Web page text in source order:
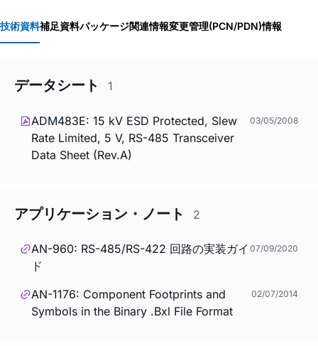
技術資料補足資料パッケージ関連情報変更管理(PCN/PDN)情報
データシート 1
ADM483E: 15 kV ESD Protected, Slew
Rate Limited, 5 V, RS-485 Transceiver
Data Sheet (Rev.A)
03/05/2008
アプリケーション・ノート 2
AN-960: RS-485/RS-422 回路の実装ガイ
ド
07/09/2020
AN-1176: Component Footprints and
Symbols in the Binary .Bxl File Format
02/07/2014